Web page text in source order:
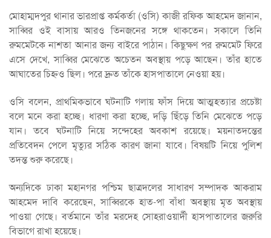
মোহাম্মদপুর থানার ভারপ্রাপ্ত কর্মকর্তা (ওসি) কাজী রফিক আহমেদ জানান,
সাব্বির ওই বাসায় আরও তিনজনের সঙ্গে থাকতেন। সকালে তিনি
রুমমেটকে নাশতা আনার জন্য বাইরে পাঠান। কিছুক্ষণ পর রুমমেট ফিরে
এসে দেখে, সাব্বির মেঝেতে অচেতন অবস্থায় পড়ে আছেন। তাঁর হাতে
আঘাতের চিহ্নও ছিল। পরে দ্রুত তাঁকে হাসপাতালে নেওয়া হয়।
ওসি বলেন, প্রাথমিকভাবে ঘটনাটি গলায় ফাঁস দিয়ে আত্মহত্যার প্রচেষ্টা
বলে মনে করা হচ্ছে। ধারণা করা হচ্ছে, দড়ি ছিঁড়ে তিনি মেঝেতে পড়ে
যান। তবে ঘটনাটি নিয়ে সন্দেহের অবকাশ রয়েছে। ময়নাতদন্তের
প্রতিবেদন পেলে মৃত্যুর সঠিক কারণ জানা যাবে। বিষয়টি নিয়ে পুলিশ
তদন্ত শুরু করেছে।
অন্যদিকে ঢাকা মহানগর পশ্চিম ছাত্রদলের সাধারণ সম্পাদক আকরাম
আহমেদ দাবি করেছেন, সাব্বিরকে হাত-পা বাঁধা অবস্থায় মৃত অবস্থায়
পাওয়া গেছে। বর্তমানে তাঁর মরদেহ সোহরাওয়ার্দী হাসপাতালের জরুরি
বিভাগে রাখা হয়েছে।